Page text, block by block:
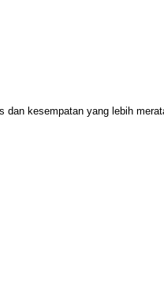
dan kesempatan yang lebih